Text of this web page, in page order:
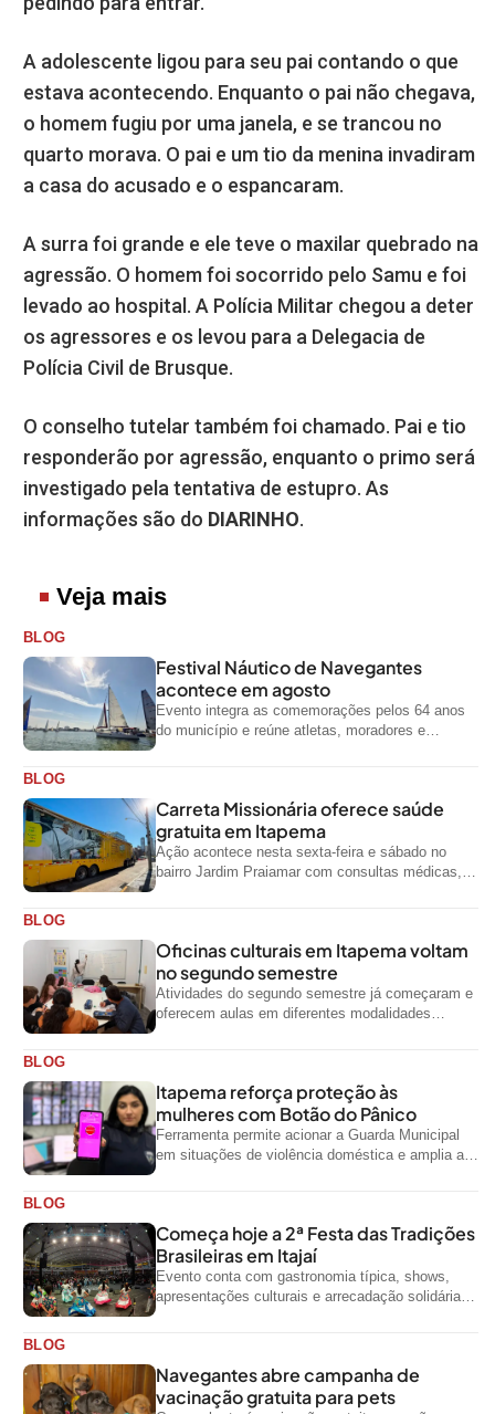
A adolescente ligou para seu pai contando o que
estava acontecendo. Enquanto o pai não chegava,
o homem fugiu por uma janela, e se trancou no
quarto morava. O pai e um tio da menina invadiram
a casa do acusado e o espancaram.
A surra foi grande e ele teve o maxilar quebrado na
agressão. O homem foi socorrido pelo Samu e foi
levado ao hospital. A Polícia Militar chegou a deter
os agressores e os levou para a Delegacia de
Polícia Civil de Brusque.
O conselho tutelar também foi chamado. Pai e tio
responderão por agressão, enquanto o primo será
investigado pela tentativa de estupro. As
informações são do DIARINHO.
Veja mais
BLOG
Festival Náutico de Navegantes
acontece em agosto
Evento integra as comemorações pelos 64 anos
do município e reúne atletas, moradores e
BLOG
Carreta Missionária oferece saúde
gratuita em Itapema
Ação acontece nesta sexta-feira e sábado no
bairro Jardim Praiamar com consultas médicas,
BLOG
Oficinas culturais em Itapema voltam
no segundo semestre
Atividades do segundo semestre já começaram e
oferecem aulas em diferentes modalidades
BLOG
Itapema reforça proteção às
mulheres com Botão do Pânico
Ferramenta permite acionar a Guarda Municipal
em situações de violência doméstica e amplia a
BLOG
Começa hoje a 2ª Festa das Tradições
Brasileiras em Itajaí
Evento conta com gastronomia típica, shows,
apresentações culturais e arrecadação solidária
BLOG
Navegantes abre campanha de
vacinação gratuita para pets